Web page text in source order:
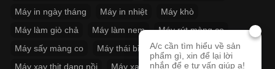
Máy in ngày tháng
Máy in nhiệt
Máy khò
Máy làm giò chả
Máy làm nem
Máy rút màng co
Máy sấy màng co
Máy thái bì
Máy xay giò chả
Máy xay thịt dạng nồi
Máy xay thịt làm giò chả
A/c cần tìm hiểu về sản
phẩm gì, xin để lại lời
nhắn để e tư vấn giúp ạ!